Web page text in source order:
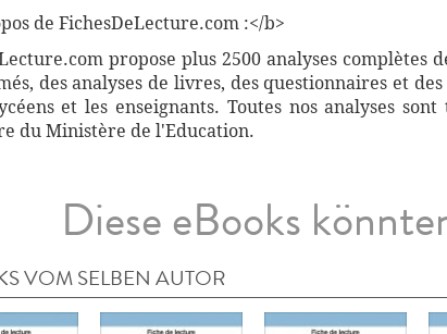
de FichesDeLecture.com :</b>
propose plus 2500 analyses
des analyses de livres, des questionnaires et
et les enseignants. Toutes nos analyses
du Ministère de l'Education.
Diese eBooks
VOM SELBEN AUTOR